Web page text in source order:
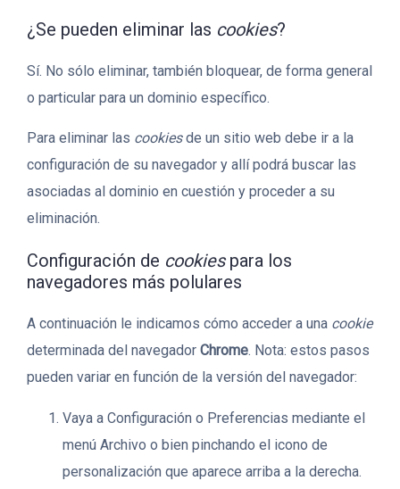
¿Se pueden eliminar las cookies?
Sí. No sólo eliminar, también bloquear, de forma general
o particular para un dominio específico.
Para eliminar las cookiesde un sitio web debe ir a la
configuración de su navegador y allí podrá buscar las
asociadas al dominio en cuestión y proceder a su
eliminación.
Configuración de cookiespara los
navegadores más polulares
A continuación le indicamos cómo acceder a una cookie
determinada del navegador Chrome. Nota: estos pasos
pueden variar en función de la versión del navegador:
Vaya a Configuración o Preferencias mediante el
menú Archivo o bien pinchando el icono de
personalización que aparece arriba a la derecha.